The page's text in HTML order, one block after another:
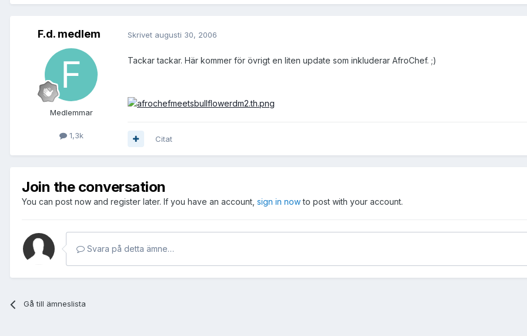
F.d. medlem
Medlemmar
1,3k
Skrivet augusti 30, 2006
Tackar tackar. Här kommer för övrigt en liten update som inkluderar AfroChef. ;)
Citat
Join the conversation
You can post now and register later. If you have an account, sign in nowto post with your account.
Svara på detta ämne…
Gå till ämneslista